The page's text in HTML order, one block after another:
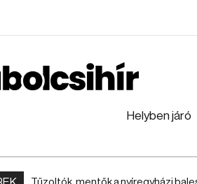
Helyben járó